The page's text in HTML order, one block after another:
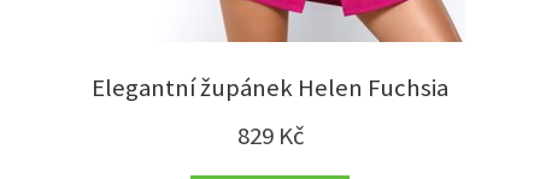
Elegantní župánek Helen Fuchsia
829 Kč